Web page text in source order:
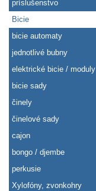
príslušenstvo
Bicie
bicie automaty
jednotlivé bubny
elektrické bicie / moduly
bicie sady
činely
činelové sady
cajon
bongo / djembe
perkusie
Xylofóny, zvonkohry